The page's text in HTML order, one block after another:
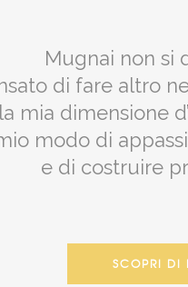
Mugnai non si
di fare altro
mia dimensione
modo di
e di costruire
SCOPRI DI